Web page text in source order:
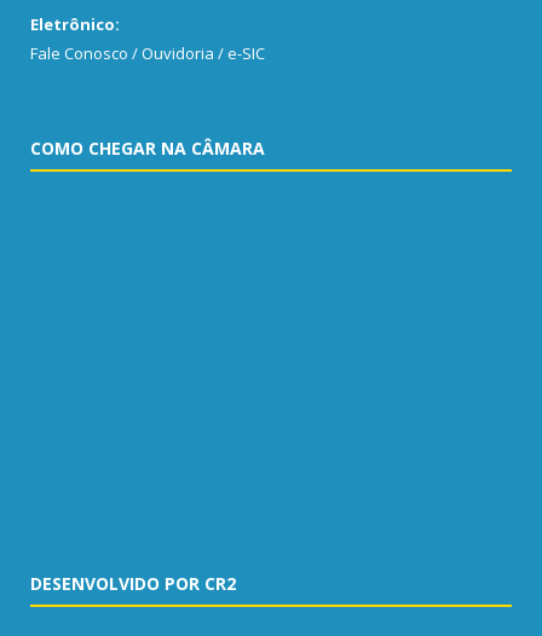
Eletrônico:
Fale Conosco / Ouvidoria / e-SIC
COMO CHEGAR NA CÂMARA
DESENVOLVIDO POR CR2